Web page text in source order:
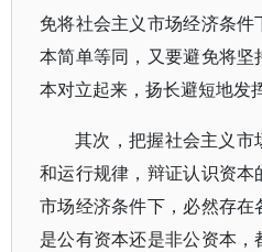
免将社会主义市场经济条
本简单等同，又要避免将
本对立起来，扬长避短地发
其次，把握社会主义市
和运行规律，辩证认识资本
市场经济条件下，必然存
是公有资本还是非公资本